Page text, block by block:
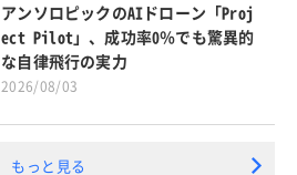
アンソロピックのAIドローン「Proj
ect Pilot」、成功率0％でも驚異的
な自律飛行の実力
2026/08/03
もっと見る